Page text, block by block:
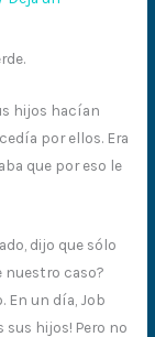
hijos hacían
por ellos. Era
que por eso le
dijo que sólo
nuestro caso?
En un día, Job
sus hijos! Pero no